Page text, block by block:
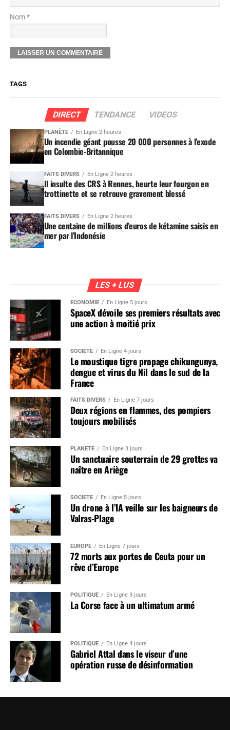
Nom *
TAGS
DIRECT TENDANCE VIDEOS
PLANÈTE En Ligne 2 heures
Un incendie géant pousse 20 000 personnes à l’exode
en Colombie-Britannique
FAITS DIVERS En Ligne 2 heures
Il insulte des CRS à Rennes, heurte leur fourgon en
trottinette et se retrouve gravement blessé
FAITS DIVERS En Ligne 2 heures
Une centaine de millions d’euros de kétamine saisis en
mer par l’Indonésie
LES + LUS
ÉCONOMIE En Ligne 5 jours
SpaceX dévoile ses premiers résultats avec
une action à moitié prix
SOCIÉTÉ En Ligne 4 jours
Le moustique tigre propage chikungunya,
dengue et virus du Nil dans le sud de la
France
FAITS DIVERS En Ligne 7 jours
Deux régions en flammes, des pompiers
toujours mobilisés
PLANÈTE En Ligne 3 jours
Un sanctuaire souterrain de 29 grottes va
naître en Ariège
SOCIÉTÉ En Ligne 5 jours
Un drone à l’IA veille sur les baigneurs de
Valras-Plage
EUROPE En Ligne 7 jours
72 morts aux portes de Ceuta pour un
rêve d’Europe
POLITIQUE En Ligne 3 jours
La Corse face à un ultimatum armé
POLITIQUE En Ligne 4 jours
Gabriel Attal dans le viseur d’une
opération russe de désinformation